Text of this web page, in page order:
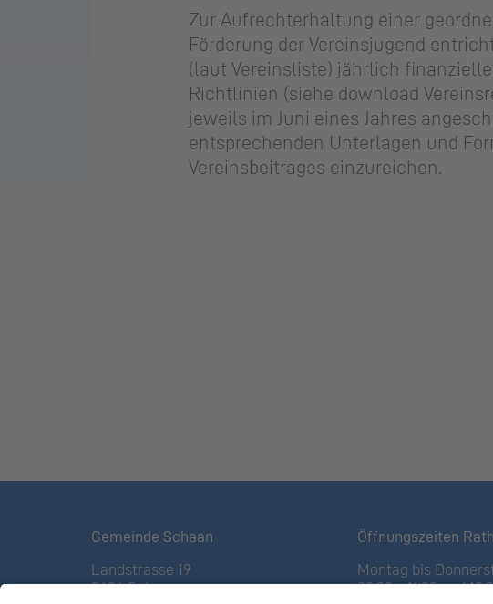
Zur Aufrechterhaltung einer
Förderung der Vereinsjugend
(laut Vereinsliste) jährlich
Richtlinien (siehe download
jeweils im Juni eines Jahres
entsprechenden Unterlagen und
Vereinsbeitrages einzureichen.
Gemeinde Schaan
Landstrasse 19
9494 Schaan
Öffnungszeiten
Montag bis
08:00 – 11:30 und